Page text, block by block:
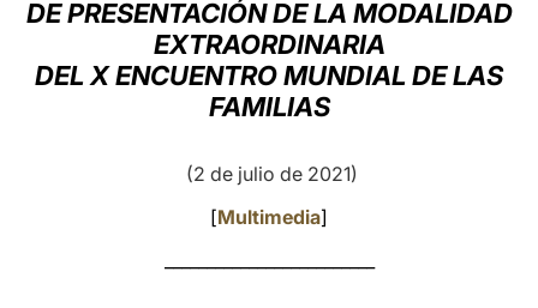
DE PRESENTACIÓN DE LA MODALIDAD
EXTRAORDINARIA
DEL X ENCUENTRO MUNDIAL DE LAS
FAMILIAS
(2 de julio de 2021)
[Multimedia]